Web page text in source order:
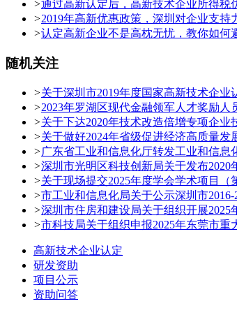
>通过高新认定后，高新技术企业所得税
>2019年高新优惠政策，深圳对企业支持
>认定高新企业不是高枕无忧，教你如何
随机关注
>关于深圳市2019年度国家高新技术企业
>2023年罗湖区现代金融领军人才奖励人
>关于下达2020年技术改造倍增专项企
>关于做好2024年省级促进经济高质量
>广东省工业和信息化厅转发工业和信
>深圳市光明区科技创新局关于发布
>关于现场提交2025年度学会学术项目（
>市工业和信息化局关于公示深圳市
>深圳市住房和建设局关于组织开展
>市科技局关于组织申报2025年东莞市重
高新技术企业认定
研发资助
项目公示
资助问答